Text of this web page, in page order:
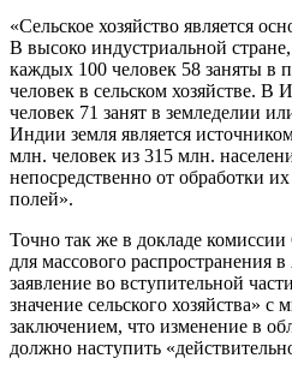
«Сельское хозяйство является
В высоко индустриальной
каждых 100 человек 58 заняты в
человек в сельском хозяйстве.
человек 71 занят в земледелии
Индии земля является
млн. человек из 315 млн.
непосредственно от обработки
полей».
Точно так же в докладе
для массового
заявление во вступительной
значение сельского хозяйства»
заключением, что изменение в
должно наступить